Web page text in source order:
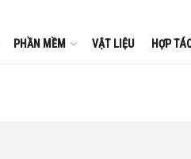
PHẦN MỀM VẬT LIỆU HỢP